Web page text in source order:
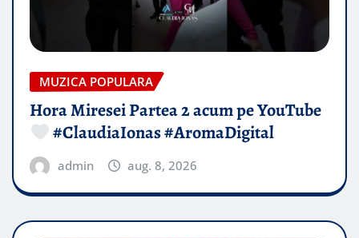
MUZICA POPULARA
Hora Miresei Partea 2 acum pe YouTube
#ClaudiaIonas #AromaDigital
admin aug. 8, 2026